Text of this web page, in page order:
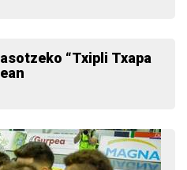
“Txipli Txapa